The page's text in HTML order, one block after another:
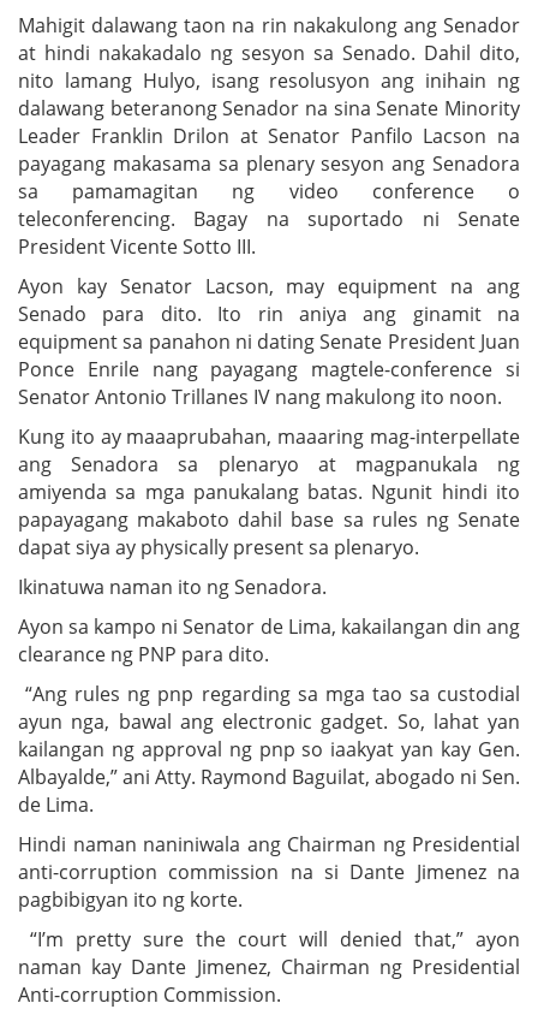
Mahigit dalawang taon na rin nakakulong ang Senador
at hindi nakakadalo ng sesyon sa Senado. Dahil dito,
nito lamang Hulyo, isang resolusyon ang inihain ng
dalawang beteranong Senador na sina Senate Minority
Leader Franklin Drilon at Senator Panfilo Lacson na
payagang makasama sa plenary sesyon ang Senadora
sa pamamagitan ng video conference o
teleconferencing. Bagay na suportado ni Senate
President Vicente Sotto III.
Ayon kay Senator Lacson, may equipment na ang
Senado para dito. Ito rin aniya ang ginamit na
equipment sa panahon ni dating Senate President Juan
Ponce Enrile nang payagang magtele-conference si
Senator Antonio Trillanes IV nang makulong ito noon.
Kung ito ay maaaprubahan, maaaring mag-interpellate
ang Senadora sa plenaryo at magpanukala ng
amiyenda sa mga panukalang batas. Ngunit hindi ito
papayagang makaboto dahil base sa rules ng Senate
dapat siya ay physically present sa plenaryo.
Ikinatuwa naman ito ng Senadora.
Ayon sa kampo ni Senator de Lima, kakailangan din ang
clearance ng PNP para dito.
“Ang rules ng pnp regarding sa mga tao sa custodial
ayun nga, bawal ang electronic gadget. So, lahat yan
kailangan ng approval ng pnp so iaakyat yan kay Gen.
Albayalde,” ani Atty. Raymond Baguilat, abogado ni Sen.
de Lima.
Hindi naman naniniwala ang Chairman ng Presidential
anti-corruption commission na si Dante Jimenez na
pagbibigyan ito ng korte.
“I’m pretty sure the court will denied that,” ayon
naman kay Dante Jimenez, Chairman ng Presidential
Anti-corruption Commission.